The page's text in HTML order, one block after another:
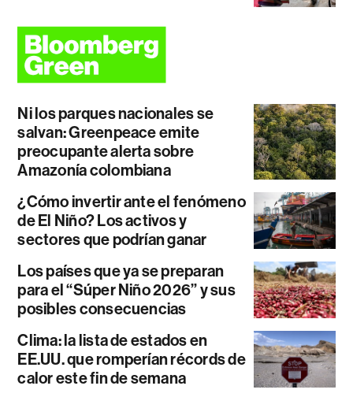
Ni los parques nacionales se
salvan: Greenpeace emite
preocupante alerta sobre
Amazonía colombiana
¿Cómo invertir ante el fenómeno
de El Niño? Los activos y
sectores que podrían ganar
Los países que ya se preparan
para el “Súper Niño 2026” y sus
posibles consecuencias
Clima: la lista de estados en
EE.UU. que romperían récords de
calor este fin de semana